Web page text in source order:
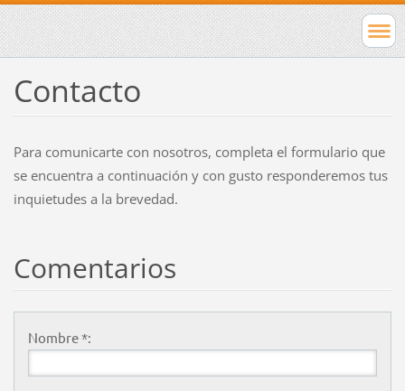
Contacto
Para comunicarte con nosotros, completa el formulario que
se encuentra a continuación y con gusto responderemos tus
inquietudes a la brevedad.
Comentarios
Nombre *: